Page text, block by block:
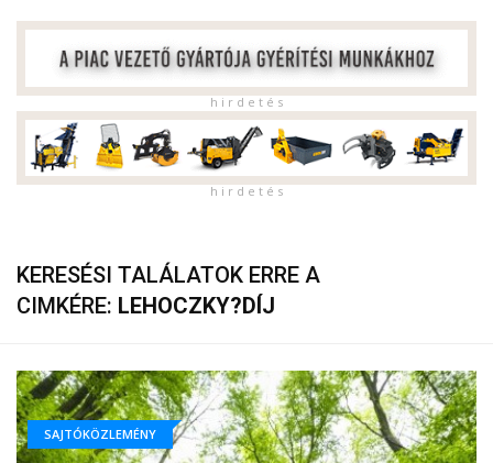
h i r d e t é s
h i r d e t é s
KERESÉSI TALÁLATOK ERRE A
CIMKÉRE: LEHOCZKY?DÍJ
SAJTÓKÖZLEMÉNY